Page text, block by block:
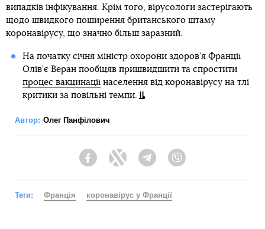
випадків інфікування. Крім того, вірусологи застерігають
щодо швидкого поширення британського штаму
коронавірусу, що значно більш заразний.
На початку січня міністр охорони здоров’я Франції
Олів’є Веран пообіцяв пришвидшити та спростити
процес вакцинаціїнаселення від коронавірусу на тлі
критики за повільні темпи.
Автор: Олег Панфілович
FacebookTwitter Telegram
Теги: Франція коронавірус у Франції